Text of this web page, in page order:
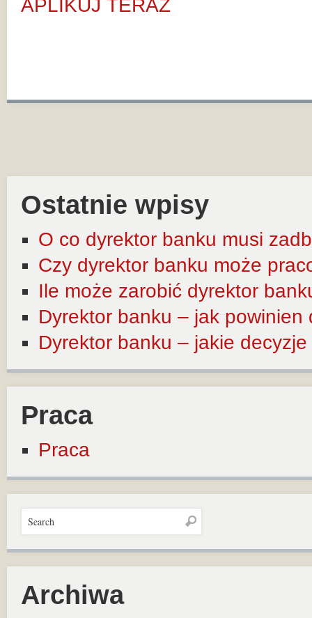
APLIKUJ TERAZ
Ostatnie wpisy
O co dyrektor banku musi
Czy dyrektor banku może
Ile może zarobić dyrektor
Dyrektor banku – jak
Dyrektor banku – jakie
Praca
Praca
Archiwa